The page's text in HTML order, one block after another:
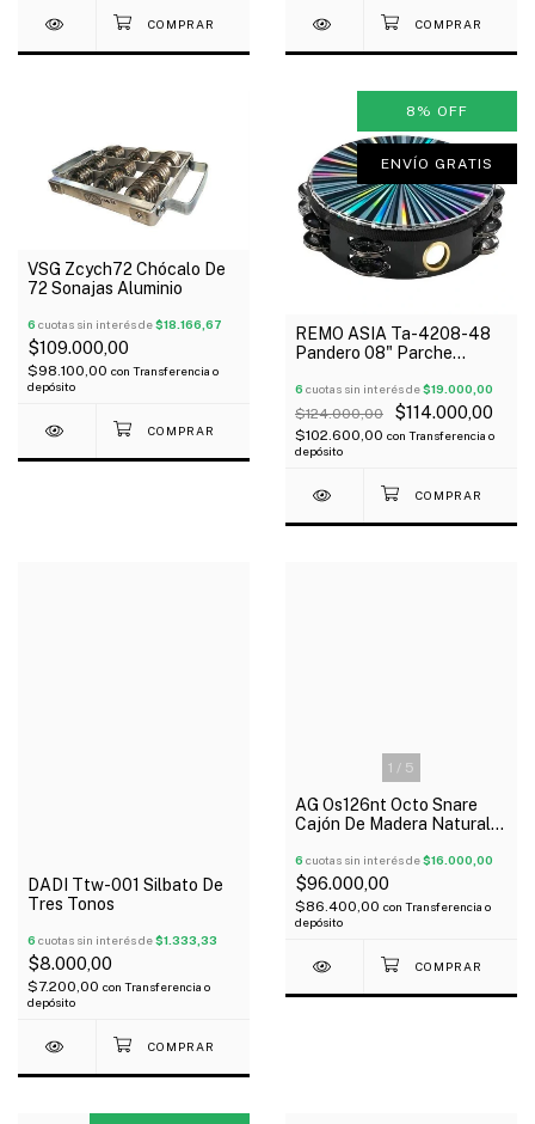
VSG Zcych72 Chócalo De
72 Sonajas Aluminio
6 cuotas sin interés de$18.166,67
$109.000,00
$98.100,00 con Transferencia o
depósito
8 % OFF
ENVÍO GRATIS
REMO ASIA Ta-4208-48
Pandero 08" Parche
Dobles Radiante
6 cuotas sin interés de$19.000,00
$124.000,00 $114.000,00
$102.600,00 con Transferencia o
depósito
DADI Ttw-001 Silbato De
Tres Tonos
6 cuotas sin interés de$1.333,33
$8.000,00
$7.200,00 con Transferencia o
depósito
1 / 5
AG Os126nt Octo Snare
Cajón De Madera Natural
6 cuotas sin interés de$16.000,00
$96.000,00
$86.400,00 con Transferencia o
depósito